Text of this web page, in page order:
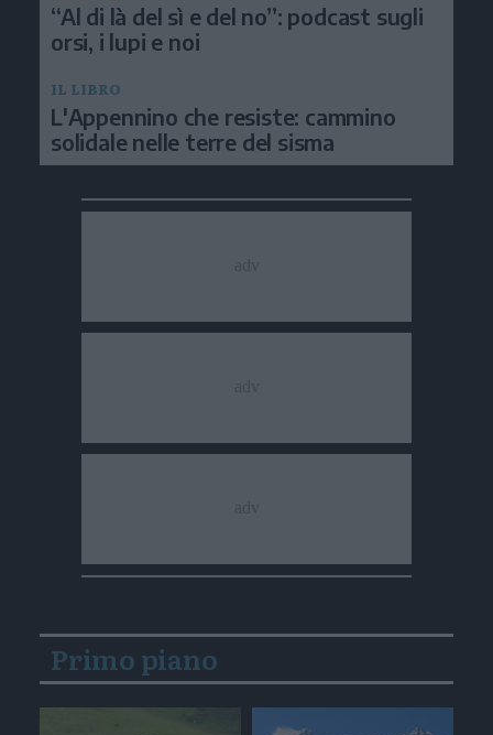
“Al di là del sì e del no”: podcast sugli
orsi, i lupi e noi
IL LIBRO
L'Appennino che resiste: cammino
solidale nelle terre del sisma
Primo piano